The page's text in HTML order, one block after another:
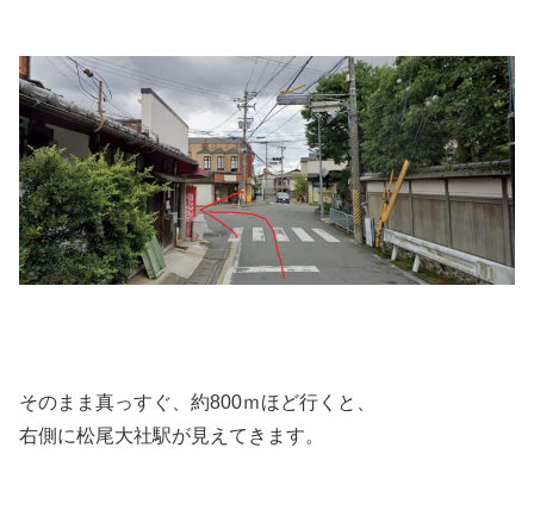
そのまま真っすぐ、約800ｍほど行くと、
右側に松尾大社駅が見えてきます。